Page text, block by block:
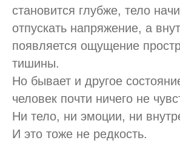
становится глубже, тело
отпускать напряжение, а
появляется ощущение
тишины.
Но бывает и другое
человек почти ничего не
Ни тело, ни эмоции, ни
И это тоже не редкость.